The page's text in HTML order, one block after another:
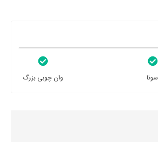
سونا وان چوبی بزرگ